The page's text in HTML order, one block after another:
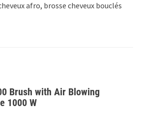
afro, brosse cheveux bouclés
Brush with Air Blowing
1000 W